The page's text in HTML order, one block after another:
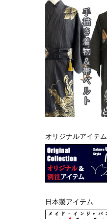
オリジナルアイテム
日本製アイテム